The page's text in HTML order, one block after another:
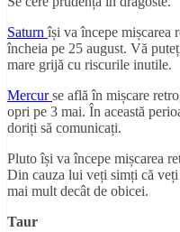
Saturnîși va începe mișcarea
încheia pe 25 august. Vă
mare grijă cu riscurile inutile.
Mercurse află în mișcare
opri pe 3 mai. În această
doriți să comunicați.
Pluto își va începe mișcarea
Din cauza lui veți simți că
mai mult decât de obicei.
Taur